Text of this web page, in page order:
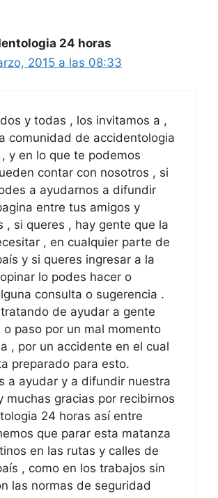
24 horas
2015 a las 08:33
y todas , los invitamos a ,
comunidad de accidentologia
y en lo que te podemos
contar con nosotros , si
a ayudarnos a difundir
entre tus amigos y
, si queres , hay gente que la
, en cualquier parte de
y si queres ingresar a la
lo podes hacer o
consulta o sugerencia .
de ayudar a gente
o paso por un mal momento
, por un accidente en el cual
preparado para esto.
a ayudar y a difundir nuestra
muchas gracias por recibirnos
24 horas así entre
que parar esta matanza
en las rutas y calles de
, como en los trabajos sin
las normas de seguridad